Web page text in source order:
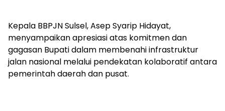
Kepala BBPJN Sulsel, Asep Syarip Hidayat,
menyampaikan apresiasi atas komitmen dan
gagasan Bupati dalam membenahi infrastruktur
jalan nasional melalui pendekatan kolaboratif antara
pemerintah daerah dan pusat.